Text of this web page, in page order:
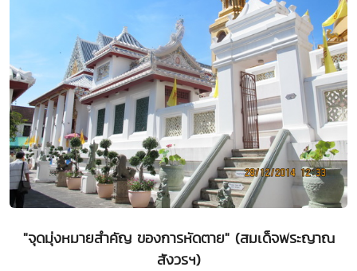
"จุดมุ่งหมายสำคัญ ของการหัดตาย" (สมเด็จพระญาณ
สังวรฯ)